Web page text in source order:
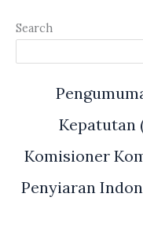
Search
Kepatutan
Komisioner
Penyiaran